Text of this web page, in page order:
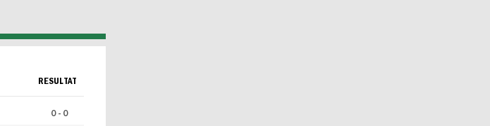
RESULTAT
0 - 0